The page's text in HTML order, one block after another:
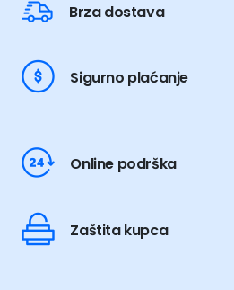
Brza dostava
Sigurno plaćanje
Online podrška
Zaštita kupca